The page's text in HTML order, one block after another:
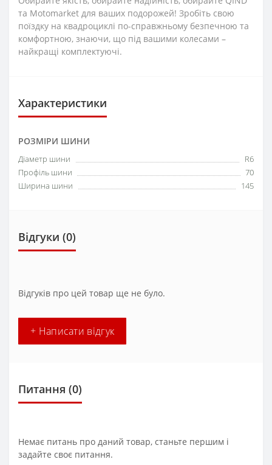
та Motomarket для ваших подорожей! Зробіть свою
поїздку на квадроциклі по-справжньому безпечною та
комфортною, знаючи, що під вашими колесами –
найкращі комплектуючі.
Характеристики
РОЗМІРИ ШИНИ
Діаметр шини
R6
Профіль шини
70
Ширина шини
145
Відгуки (0)
Відгуків про цей товар ще не було.
+ Написати відгук
Питання (0)
Немає питань про даний товар, станьте першим і
задайте своє питання.